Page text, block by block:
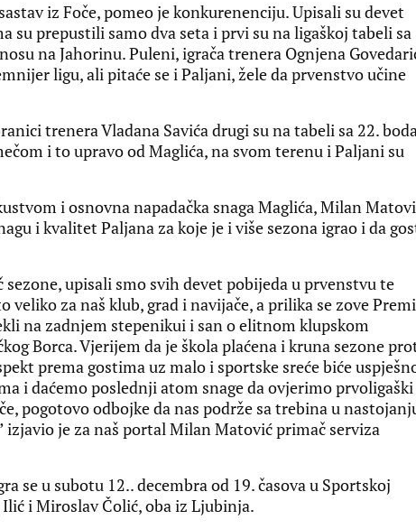
iz Foče, pomeo je konkurenenciju. Upisali su devet
su prepustili samo dva seta i prvi su na ligaškoj tabeli sa
na Jahorinu. Puleni, igrača trenera Ognjena
ligu, ali pitaće se i Paljani, žele da prvenstvo učine
trenera Vladana Savića drugi su na tabeli sa 22.
i to upravo od Maglića, na svom terenu i Paljani su
i osnovna napadačka snaga Maglića, Milan
i kvalitet Paljana za koje je i više sezona igrao i da
upisali smo svih devet pobijeda u prvenstvu te
veliko za naš klub, grad i navijače, a prilika se zove
na zadnjem stepenikui i san o elitnom klupskom
Borca. Vjerijem da je škola plaćena i kruna sezone
prema gostima uz malo i sportske sreće biće
i daćemo poslednji atom snage da ovjerimo prvoligaški
pogotovo odbojke da nas podrže sa trebina u
je za naš portal Milan Matović primač serviza
se u subotu 12.. decembra od 19. časova u Sportskoj
i Miroslav Čolić, oba iz Ljubinja.